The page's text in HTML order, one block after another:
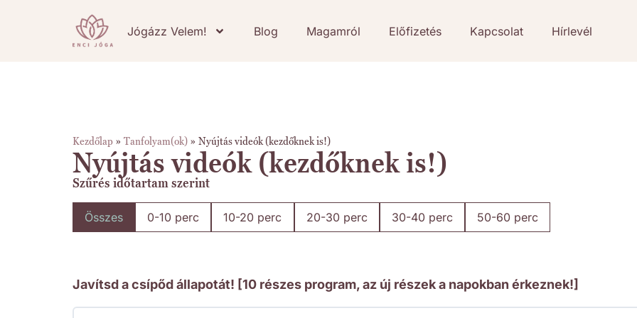
Jógázz Velem! Blog Magamról Előfizetés Kapcsolat Hírlevél
Kezdőlap » Tanfolyam(ok) » Nyújtás videók (kezdőknek is!)
Nyújtás videók (kezdőknek is!)
Szűrés időtartam szerint
Összes 0-10 perc 10-20 perc 20-30 perc 30-40 perc 50-60 perc
Javítsd a csípőd állapotát! [10 részes program, az új részek a napokban érkeznek!]